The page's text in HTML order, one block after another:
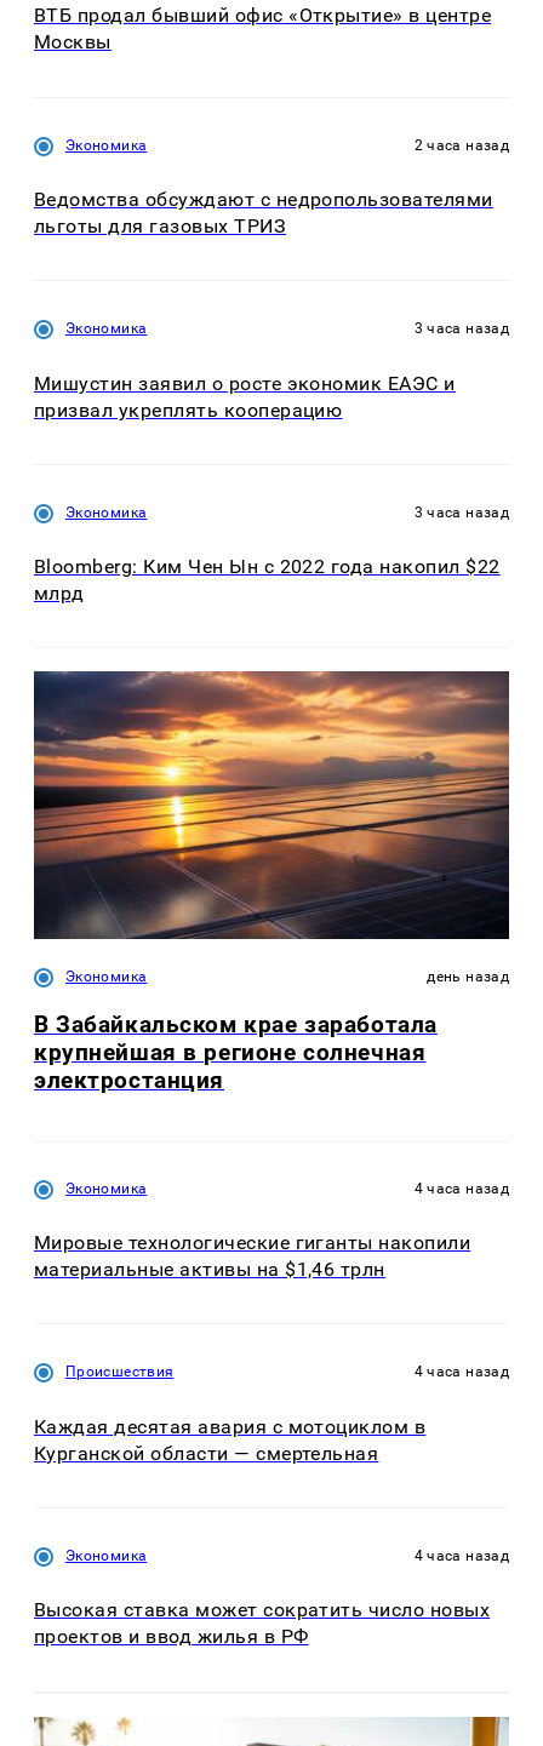
ВТБ продал бывший офис «Открытие» в центре
Москвы
Экономика 2 часа назад
Ведомства обсуждают с недропользователями
льготы для газовых ТРИЗ
Экономика 3 часа назад
Мишустин заявил о росте экономик ЕАЭС и
призвал укреплять кооперацию
Экономика 3 часа назад
Bloomberg: Ким Чен Ын с 2022 года накопил $22
млрд
Экономика день назад
В Забайкальском крае заработала
крупнейшая в регионе солнечная
электростанция
Экономика 4 часа назад
Мировые технологические гиганты накопили
материальные активы на $1,46 трлн
Происшествия 4 часа назад
Каждая десятая авария с мотоциклом в
Курганской области — смертельная
Экономика 4 часа назад
Высокая ставка может сократить число новых
проектов и ввод жилья в РФ